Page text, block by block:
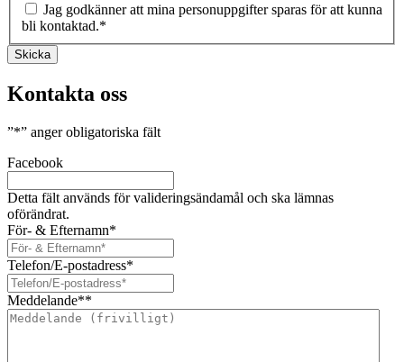
Jag godkänner att mina personuppgifter sparas för att kunna
bli kontaktad.*
Skicka
Kontakta oss
”*” anger obligatoriska fält
Facebook
Detta fält används för valideringsändamål och ska lämnas
oförändrat.
För- & Efternamn*
Telefon/E-postadress*
Meddelande**